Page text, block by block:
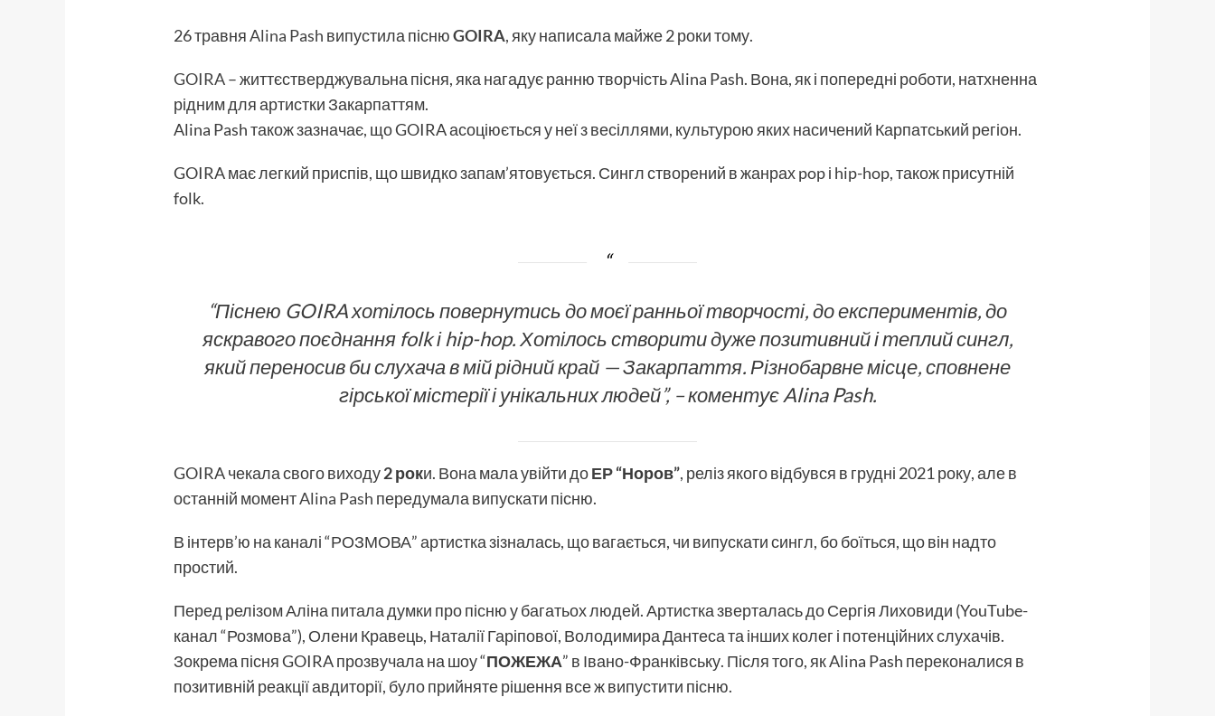
26 травняAlina Pash випустила піснюGOIRA, яку написала майже 2 роки тому.
GOIRA– життєстверджувальна пісня, яка нагадує ранню творчість Alina Pash. Вона, як і попередні роботи, натхненна
рідним для артистки Закарпаттям.
Alina Pash також зазначає, що GOIRA асоціюється у неї з весіллями, культурою яких насичений Карпатський регіон.
GOIRA має легкий приспів, що швидко запам’ятовується. Сингл створений в жанрах pop і hip-hop, також присутній
folk.
“Піснею GOIRA хотілось повернутись до моєї ранньої творчості, до експериментів, до
яскравого поєднання folk і hip-hop. Хотілось створити дуже позитивний і теплий сингл,
який переносив би слухача в мій рідний край — Закарпаття. Різнобарвне місце, сповнене
гірської містерії і унікальних людей”, – коментує Alina Pash.
GOIRA чекала свого виходу2 роки. Вона мала увійти доЕР“Норов”, реліз якого відбувся в грудні 2021 року, але в
останній моментAlina Pash передумала випускати пісню.
В інтерв’ю на каналі “РОЗМОВА” артистка зізналась, що вагається, чи випускати сингл, бо боїться, що він надто
простий.
Перед релізом Аліна питала думки про пісню у багатьох людей. Артистка зверталась до Сергія Лиховиди (YouTube-
канал “Розмова”), Олени Кравець, Наталії Гаріпової, Володимира Дантеса та інших колег і потенційних слухачів.
Зокрема пісня GOIRA прозвучала на шоу “ПОЖЕЖА” в Івано-Франківську. Після того, як Alina Pash переконалися в
позитивній реакції авдиторії, було прийняте рішення все ж випустити пісню.